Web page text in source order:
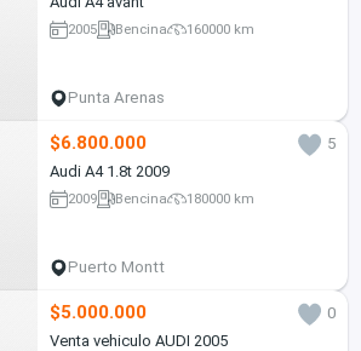
2005 Bencina 160000 km
Punta Arenas
$6.800.000
5
Audi A4 1.8t 2009
2009 Bencina 180000 km
Puerto Montt
$5.000.000
0
Venta vehiculo AUDI 2005